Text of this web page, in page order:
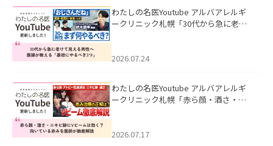
わたしの名医Youtube アルバアレルギ
ークリニック札幌「30代から急に老け
た。
2026.07.24
わたしの名医Youtube アルバアレルギ
ークリニック札幌「赤ら顔・酒さ・ニ
した。
2026.07.17